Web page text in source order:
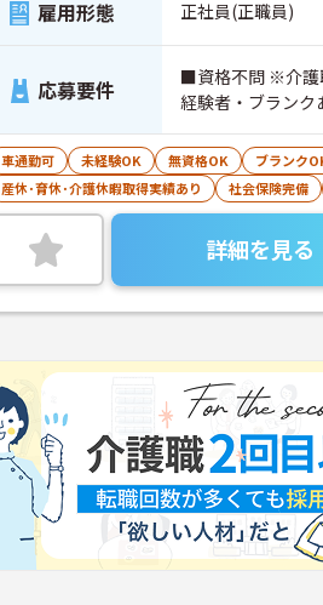
雇用形態 正社員(正職員)
応募要件
■資格不問 ※介護
経験者・ブランク
車通勤可 未経験OK 無資格OK ブランク
産休･育休･介護休暇取得実績あり
社会保険完備
詳細を見る